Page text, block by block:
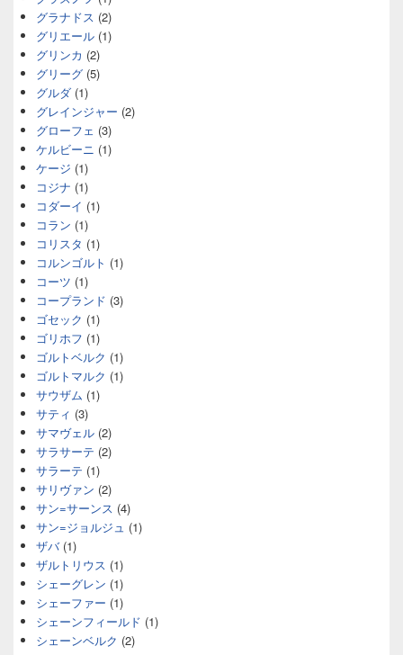
グラナドス (2)
グリエール (1)
グリンカ (2)
グリーグ (5)
グルダ (1)
グレインジャー (2)
グローフェ (3)
ケルビーニ (1)
ケージ (1)
コジナ (1)
コダーイ (1)
コラン (1)
コリスタ (1)
コルンゴルト (1)
コーツ (1)
コープランド (3)
ゴセック (1)
ゴリホフ (1)
ゴルトベルク (1)
ゴルトマルク (1)
サウザム (1)
サティ (3)
サマヴェル (2)
サラサーテ (2)
サラーテ (1)
サリヴァン (2)
サン=サーンス (4)
サン=ジョルジュ (1)
ザバ(1)
ザルトリウス (1)
シェーグレン (1)
シェーファー (1)
シェーンフィールド (1)
シェーンベルク (2)